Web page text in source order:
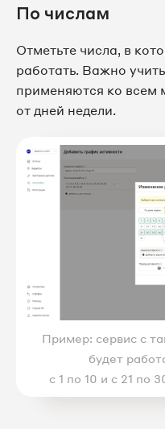
По числам
Отметьте числа, в
работать. Важно
применяются ко всем
от дней недели.
Пример: сервис с
будет
с 1 по 10 и с 21 по